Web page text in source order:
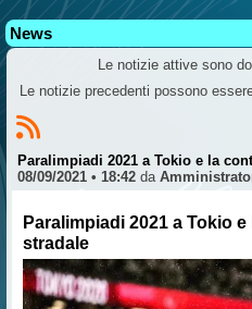
News
Le notizie attive sono
Le notizie precedenti possono
Paralimpiadi 2021 a Tokio e la
08/09/2021 • 18:42da
Paralimpiadi 2021 a Tokio
stradale